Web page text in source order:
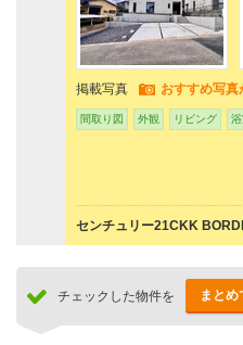
掲載写真 おすすめ写
間取り図 外観 リビング
センチュリー21CKK
チェックした物件を まとめ